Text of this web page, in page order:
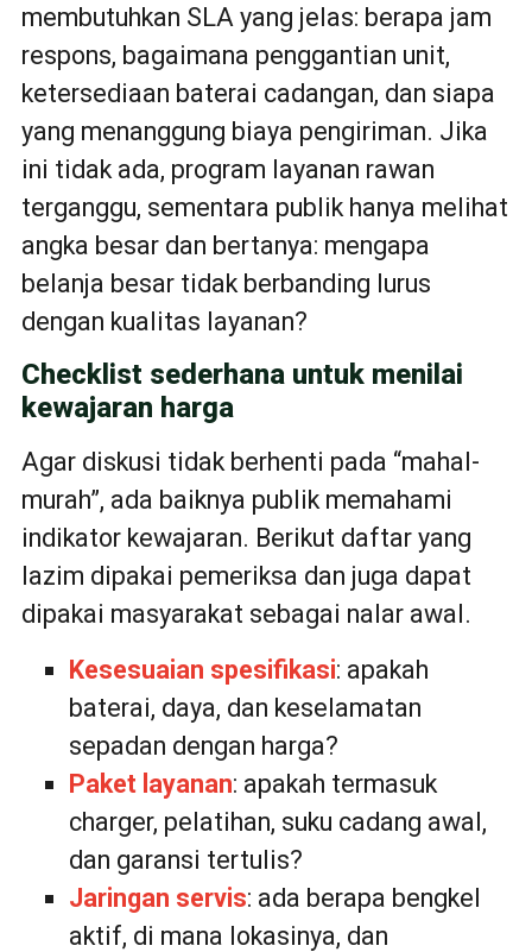
membutuhkan SLA yang jelas: berapa jam
respons, bagaimana penggantian unit,
ketersediaan baterai cadangan, dan siapa
yang menanggung biaya pengiriman. Jika
ini tidak ada, program layanan rawan
terganggu, sementara publik hanya melihat
angka besar dan bertanya: mengapa
belanja besar tidak berbanding lurus
dengan kualitas layanan?
Checklist sederhana untuk menilai
kewajaran harga
Agar diskusi tidak berhenti pada “mahal-
murah”, ada baiknya publik memahami
indikator kewajaran. Berikut daftar yang
lazim dipakai pemeriksa dan juga dapat
dipakai masyarakat sebagai nalar awal.
Kesesuaian spesifikasi: apakah
baterai, daya, dan keselamatan
sepadan dengan harga?
Paket layanan: apakah termasuk
charger, pelatihan, suku cadang awal,
dan garansi tertulis?
Jaringan servis: ada berapa bengkel
aktif, di mana lokasinya, dan